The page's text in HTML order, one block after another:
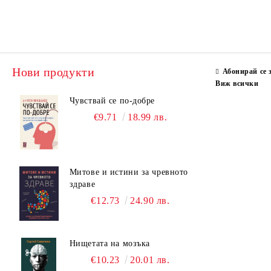
Нови продукти
Чувствай се по-добре
€9.71 18.99 лв.
Митове и истини за чревното
здраве
€12.73 24.90 лв.
Нищетата на мозъка
€10.23 20.01 лв.
Абонирай се
Виж всички